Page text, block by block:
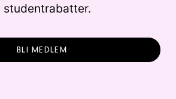
BLI MEDLEM